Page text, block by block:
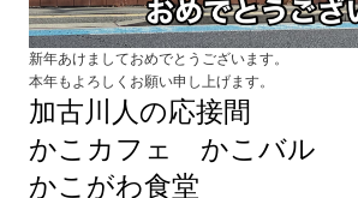
新年あけましておめでとうございます。
本年もよろしくお願い申し上げます。
加古川人の応接間
かこカフェ かこバル
かこがわ食堂